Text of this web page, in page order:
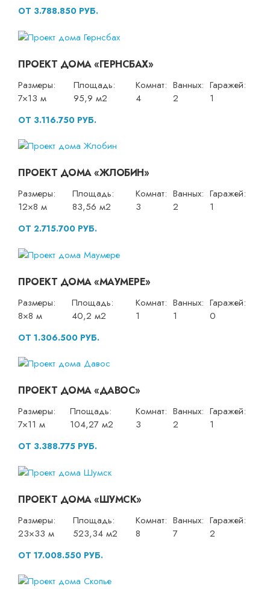
ОТ 3.788.850 РУБ.
ПРОЕКТ ДОМА «ГЕРНСБАХ»
Размеры:
7×13 м
Площадь:
95,9 м2
Комнат:
4
Ванных:
2
Гаражей:
1
ОТ 3.116.750 РУБ.
ПРОЕКТ ДОМА «ЖЛОБИН»
Размеры:
12×8 м
Площадь:
83,56 м2
Комнат:
3
Ванных:
2
Гаражей:
1
ОТ 2.715.700 РУБ.
ПРОЕКТ ДОМА «МАУМЕРЕ»
Размеры:
8×8 м
Площадь:
40,2 м2
Комнат:
1
Ванных:
1
Гаражей:
0
ОТ 1.306.500 РУБ.
ПРОЕКТ ДОМА «ДАВОС»
Размеры:
7×11 м
Площадь:
104,27 м2
Комнат:
3
Ванных:
2
Гаражей:
1
ОТ 3.388.775 РУБ.
ПРОЕКТ ДОМА «ШУМСК»
Размеры:
23×33 м
Площадь:
523,34 м2
Комнат:
8
Ванных:
7
Гаражей:
2
ОТ 17.008.550 РУБ.